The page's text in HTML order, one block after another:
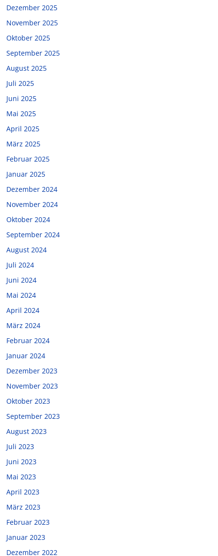
Dezember 2025
November 2025
Oktober 2025
September 2025
August 2025
Juli 2025
Juni 2025
Mai 2025
April 2025
März 2025
Februar 2025
Januar 2025
Dezember 2024
November 2024
Oktober 2024
September 2024
August 2024
Juli 2024
Juni 2024
Mai 2024
April 2024
März 2024
Februar 2024
Januar 2024
Dezember 2023
November 2023
Oktober 2023
September 2023
August 2023
Juli 2023
Juni 2023
Mai 2023
April 2023
März 2023
Februar 2023
Januar 2023
Dezember 2022